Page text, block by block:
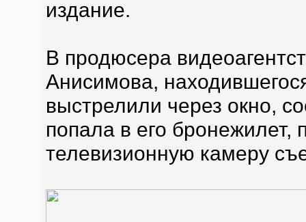
издание.
В продюсера
Анисимова,
выстрелили через окно,
попала в его бронежилет,
телевизионную камеру